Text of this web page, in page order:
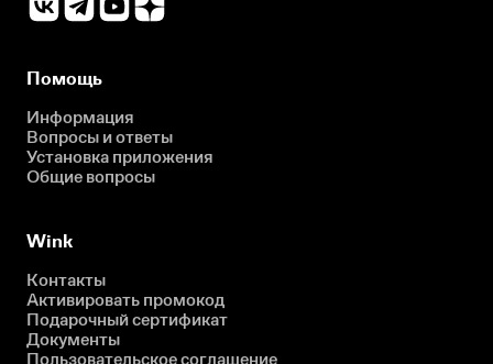
Помощь
Информация
Вопросы и ответы
Установка приложения
Общие вопросы
Wink
Контакты
Активировать промокод
Подарочный сертификат
Документы
Пользовательское соглашение